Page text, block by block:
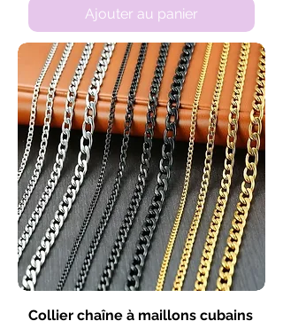
Ajouter au panier
Collier chaîne à maillons cubains